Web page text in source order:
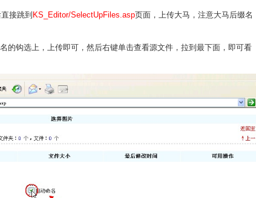
接跳到 KS_Editor/SelectUpFiles.asp页面，上传大马，注意大马后缀名
的钩选上，上传即可，然后右键单击查看源文件，拉到最下面，即可看